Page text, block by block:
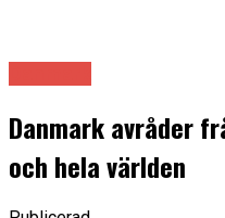
Danmark avråder
och hela världen